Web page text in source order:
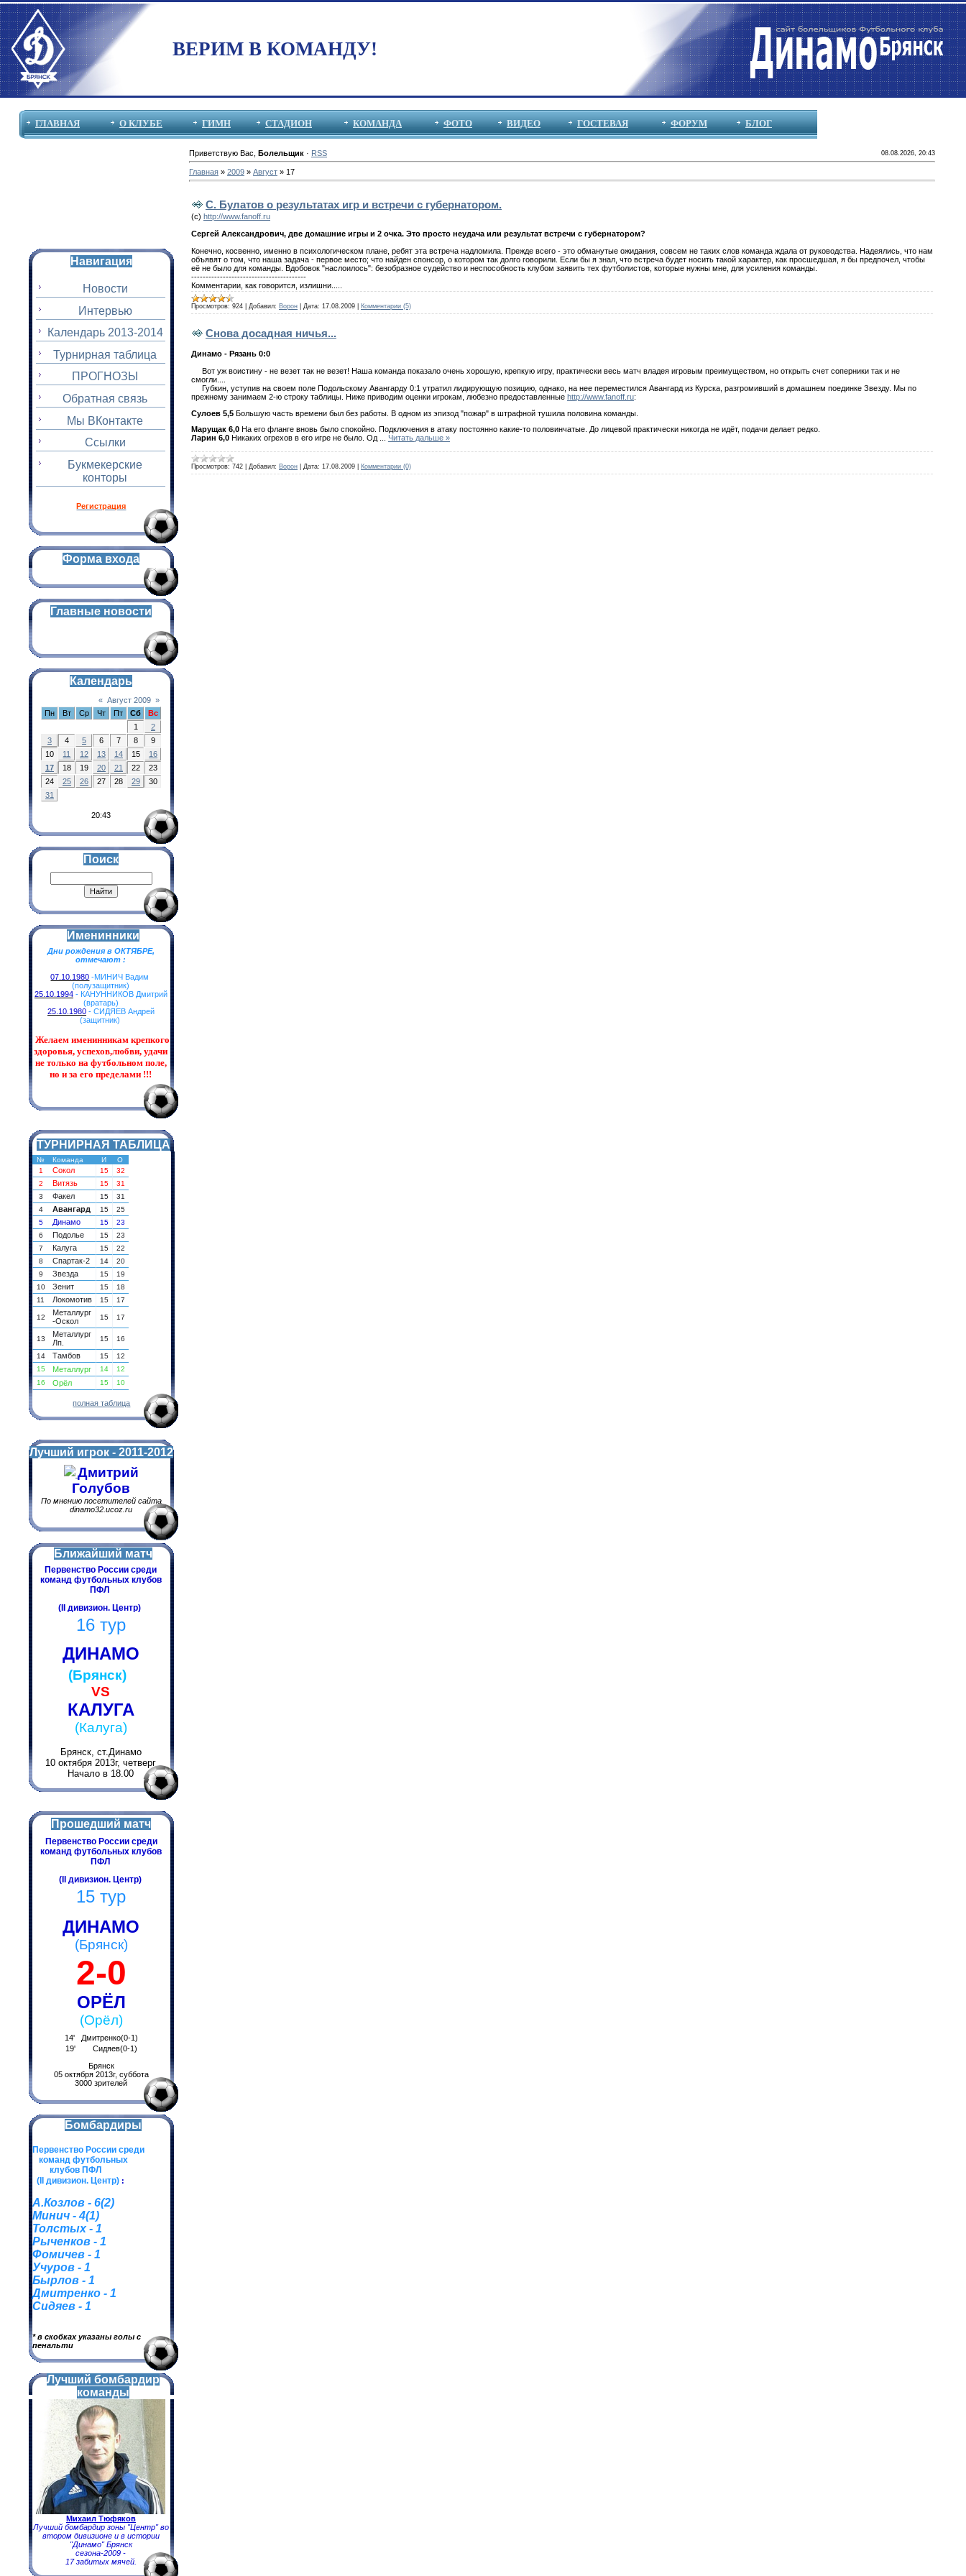
ВЕРИМ В КОМАНДУ!
ГЛАВНАЯ О КЛУБЕ ГИМН СТАДИОН КОМАНДА ФОТО ВИДЕО ГОСТЕВАЯ ФОРУМ БЛОГ
Навигация
Новости
Интервью
Календарь 2013-2014
Турнирная таблица
ПРОГНОЗЫ
Обратная связь
Мы ВКонтакте
Ссылки
Букмекерские
конторы
Регистрация
Форма входа
Главные новости
Календарь
« Август 2009 »
Пн
Вт Ср Чт Пт Сб
Вс
1
2
3
4 5 6 7 8
9
10
11 12 13 14 15
16
17
18 19 20 21 22
23
24
25 26 27 28 29
30
31
20:43
Поиск
Именинники
Дни рождения в ОКТЯБРЕ,
отмечают :
07.10.1980 -МИНИЧ Вадим
(полузащитник)
25.10.1994 - КАНУННИКОВ Дмитрий
(вратарь)
25.10.1980 - СИДЯЕВ Андрей
(защитник)
Желаем именинникам крепкого
здоровья, успехов,любви, удачи
не только на футбольном поле,
но и за его пределами !!!
ТУРНИРНАЯ ТАБЛИЦА
№ Команда И
О
1
Сокол 15
32
2
Витязь 15
31
3
Факел 15
31
4
Авангард 15
25
5
Динамо 15
23
6
Подолье 15
23
7
Калуга 15
22
8
Спартак-2 14
20
9
Звезда 15
19
10
Зенит 15
18
11
Локомотив 15 17
12
Металлург
-Оскол
15 17
13
Металлург
Лп.
15 16
14 Тамбов 15
12
15
Металлург 14
12
16
Орёл 15 10
полная таблица
Лучший игрок - 2011-2012
Дмитрий
Голубов
По мнению посетителей сайта
dinamo32.ucoz.ru
Ближайший матч
Первенство России среди
команд футбольных клубов
ПФЛ
(II дивизион. Центр)
16 тур
ДИНАМО
(Брянск)
VS
КАЛУГА
(Калуга)
Брянск, ст.Динамо
10 октября 2013г, четверг
Начало в 18.00
Прошедший матч
Первенство России среди
команд футбольных клубов
ПФЛ
(II дивизион. Центр)
15 тур
ДИНАМО
(Брянск)
2-0
ОРЁЛ
(Орёл)
14' Дмитренко(0-1)
19' Сидяев(0-1)
Брянск
05 октября 2013г, суббота
3000 зрителей
Бомбардиры
Первенство России среди
команд футбольных
клубов ПФЛ
(II дивизион. Центр) :
А.Козлов - 6(2)
Минич - 4(1)
Толстых - 1
Рыченков - 1
Фомичев - 1
Учуров - 1
Бырлов - 1
Дмитренко - 1
Сидяев - 1
* в скобках указаны голы с
пенальти
Лучший бомбардир
команды
Михаил Тюфяков
Лучший бомбардир зоны "Центр" во
втором дивизионе и в истории
"Динамо" Брянск
сезона-2009 -
17 забитых мячей.
Приветствую Вас Болельщик· RSS 08.08.2026, 20:43
Главная» 2009 » Август » 17
С. Булатов о результатах игр и встречи с губернатором.
(с) http://www.fanoff.ru
Сергей Александрович, две домашние игры и 2 очка. Это просто неудача или результат встречи с губернатором?
Конечно, косвенно, именно в психологическом плане, ребят эта встреча надломила. Прежде всего - это обманутые ожидания, совсем не таких слов команда ждала от руководства. Надеялись, что нам
объявят о том, что наша задача - первое место; что найден спонсор, о котором так долго говорили. Если бы я знал, что встреча будет носить такой характер, как просшедшая, я бы предпочел, чтобы
её не было для команды. Вдобовок "наслоилось": безобразное судейство и неспособность клубом заявить тех футболистов, которые нужны мне, для усиления команды.
----------------------------------------
Комментарии, как говорится, излишни.....
Просмотров: 924 Добавил: Ворон Дата: 17.08.2009 Комментарии (5)
Снова досадная ничья...
Динамо - Рязань 0:0
Вот уж воистину - не везет так не везет! Наша команда показало очень хорошую, крепкую игру, практически весь матч владея игровым преимуществом, но открыть счет соперники так и не
смогли....
Губкин, уступив на своем поле Подольскому Авангарду 0:1 утратил лидирующую позицию, однако, на нее переместился Авангард из Курска, разгромивший в домашнем поединке Звезду. Мы по
прежнему занимаем 2-ю строку таблицы. Ниже приводим оценки игрокам, любезно предоставленные http://www.fanoff.ru:
Сулоев 5,5Большую часть времени был без работы. В одном из эпизод "пожар" в штрафной тушила половина команды.
Марущак 6,0На его фланге вновь было спокойно. Подключения в атаку постоянно какие-то половинчатые. До лицевой практически никогда не идёт, подачи делает редко.
Ларин 6,0Никаких огрехов в его игре не было. Од Читать дальше »
Просмотров: 742 Добавил: Ворон Дата: 17.08.2009 Комментарии (0)